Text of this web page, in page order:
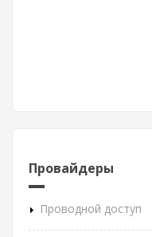
Провайдеры
Проводной доступ